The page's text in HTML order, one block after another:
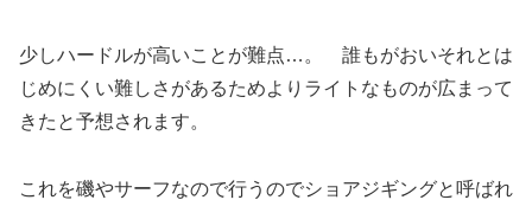
少しハードルが高いことが難点…。 誰もがおいそれとは
じめにくい難しさがあるためよりライトなものが広まって
きたと予想されます。
これを磯やサーフなので行うのでショアジギングと呼ばれ